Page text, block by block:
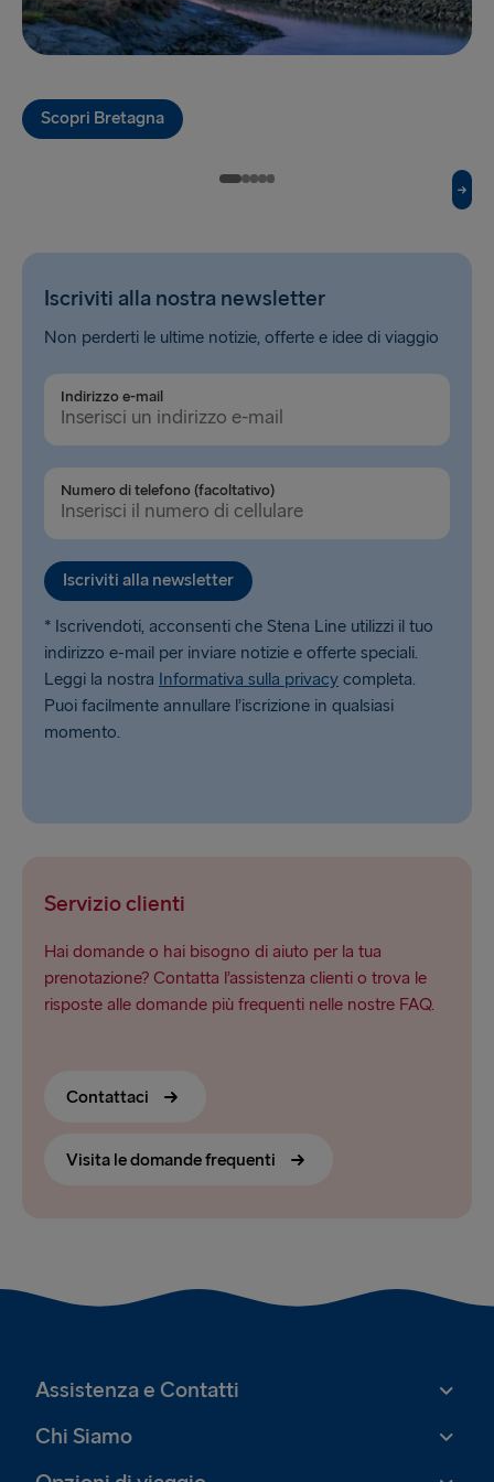
Hook of Holland → Harwich
Karlskrona → Gdynia
Kiel → Gothenburg
Trelleborg → Rostock
Travemünde → Liepāja
Scopri Bretagna
Iscriviti alla nostra newsletter
Non perderti le ultime notizie, offerte e idee di viaggio
Indirizzo e-mail
Numero di telefono (facoltativo)
Iscriviti alla newsletter
* Iscrivendoti, acconsenti che Stena Line utilizzi il tuo
indirizzo e-mail per inviare notizie e offerte speciali.
Leggi la nostra Informativa sulla privacy completa.
Puoi facilmente annullare l’iscrizione in qualsiasi
momento.
Servizio clienti
Hai domande o hai bisogno di aiuto per la tua
prenotazione? Contatta l’assistenza clienti o trova le
risposte alle domande più frequenti nelle nostre FAQ.
Contattaci
Visita le domande frequenti
Assistenza e Contatti
Chi Siamo